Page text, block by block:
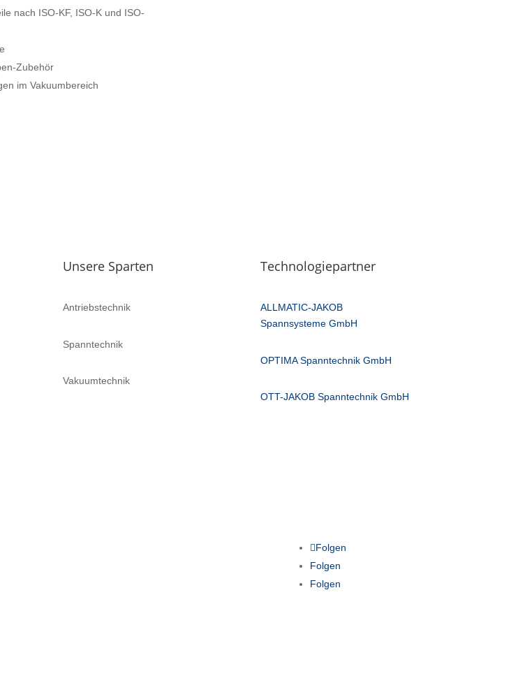
nach ISO-KF, ISO-K und ISO-
Zubehör
im Vakuumbereich
Unsere Sparten
Antriebstechnik
Spanntechnik
Vakuumtechnik
Technologiepartner
ALLMATIC-JAKOB
Spannsysteme GmbH
OPTIMA Spanntechnik GmbH
OTT-JAKOB Spanntechnik GmbH
Folgen
Folgen
Folgen